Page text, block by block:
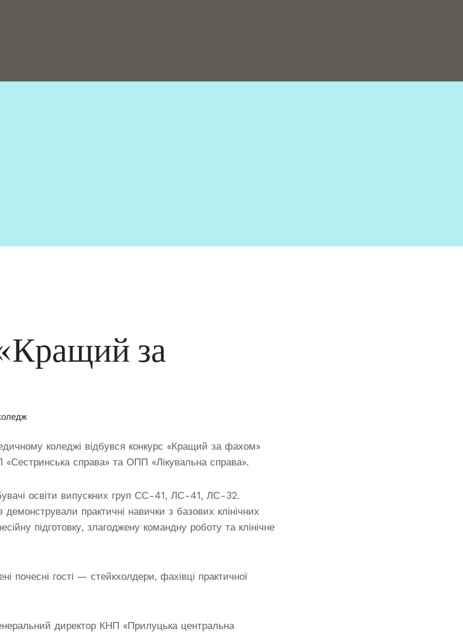
за
коледжі відбувся конкурс «Кращий за фахом»
справа» та ОПП «Лікувальна справа».
освіти випускних груп СС-41, ЛС-41, ЛС-32.
практичні навички з базових клінічних
підготовку, злагоджену командну роботу та клінічне
почесні гості — стейкхолдери, фахівці практичної
директор КНП «Прилуцька центральна